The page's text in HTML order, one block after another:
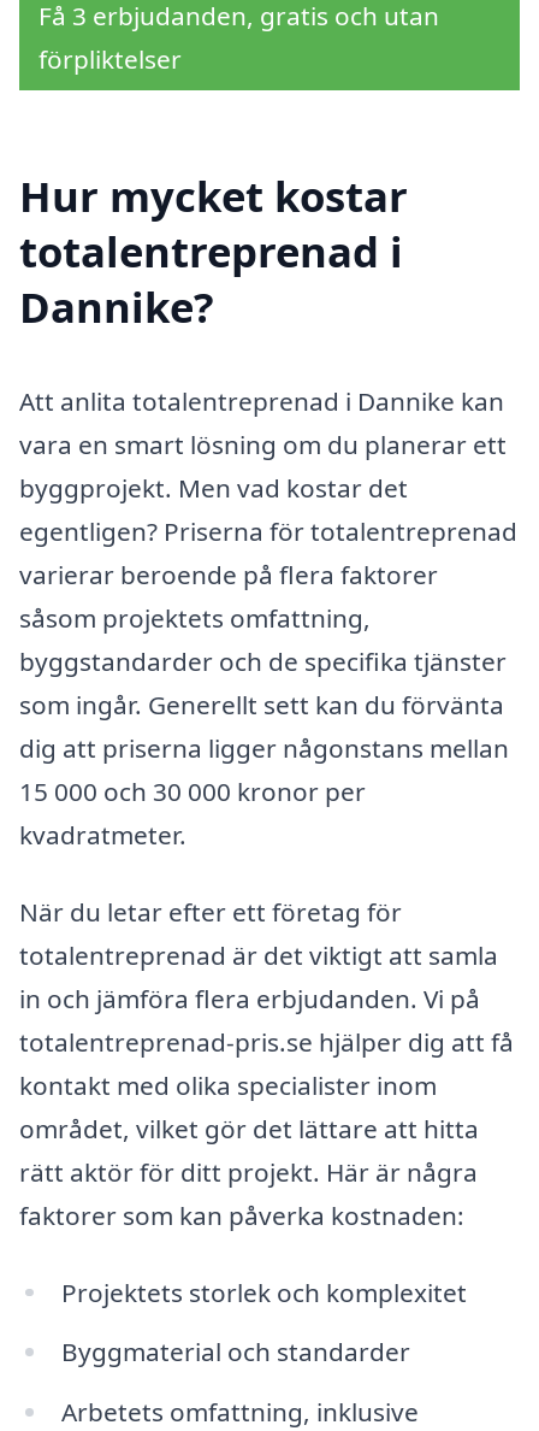
Få 3 erbjudanden, gratis och utan
förpliktelser
Hur mycket kostar
totalentreprenad i
Dannike?
Att anlita totalentreprenad i Dannike kan
vara en smart lösning om du planerar ett
byggprojekt. Men vad kostar det
egentligen? Priserna för totalentreprenad
varierar beroende på flera faktorer
såsom projektets omfattning,
byggstandarder och de specifika tjänster
som ingår. Generellt sett kan du förvänta
dig att priserna ligger någonstans mellan
15 000 och 30 000 kronor per
kvadratmeter.
När du letar efter ett företag för
totalentreprenad är det viktigt att samla
in och jämföra flera erbjudanden. Vi på
totalentreprenad-pris.se hjälper dig att få
kontakt med olika specialister inom
området, vilket gör det lättare att hitta
rätt aktör för ditt projekt. Här är några
faktorer som kan påverka kostnaden:
Projektets storlek och komplexitet
Byggmaterial och standarder
Arbetets omfattning, inklusive